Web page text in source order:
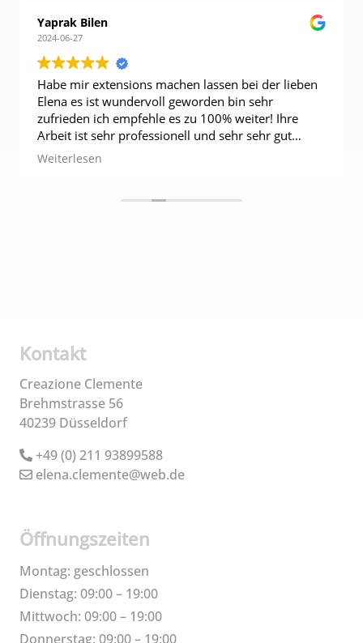
Yaprak Bilen
2024-06-27
Habe mir extensions machen lassen bei der lieben
Elena es ist wundervoll geworden bin sehr
zufrieden ich empfehle es zu 100% weiter! Ihre
Arbeit ist sehr professionell und sehr sehr gut
bedanke mich herzlich nochmal
Weiterlesen
Kontakt
Creazione Clemente
Brehmstrasse 56
40239 Düsseldorf
+49 (0) 211 93899588
elena.clemente@web.de
Öffnungszeiten
Montag: geschlossen
Dienstag: 09:00 – 19:00
Mittwoch: 09:00 – 19:00
Donnerstag: 09:00 – 19:00